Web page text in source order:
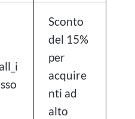
Sconto
del 15%
per
acquire
nti ad
alto